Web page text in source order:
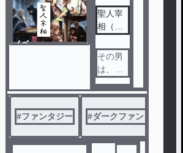
とうこ
）は、
村に引
っ越し
てきた
。
樫馬村
してど
ノベ
聖人宰
相（魔
ーズ）
その男
は、高
潔な政
治姿勢
から、
かつて
人宰相
#ファンタジー #ダークファンタジー